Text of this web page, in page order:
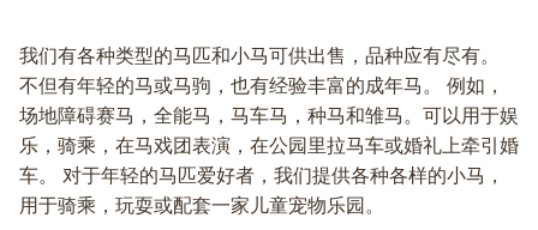
我们有各种类型的马匹和小马可供出售，品种应有尽有。
不但有年轻的马或马驹，也有经验丰富的成年马。 例如，
场地障碍赛马，全能马，马车马，种马和雏马。可以用于娱
乐，骑乘，在马戏团表演，在公园里拉马车或婚礼上牵引婚
车。 对于年轻的马匹爱好者，我们提供各种各样的小马，
用于骑乘，玩耍或配套一家儿童宠物乐园。